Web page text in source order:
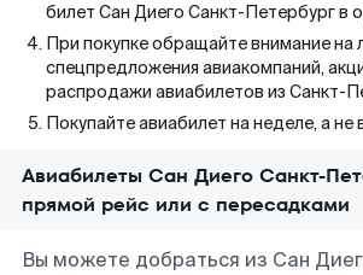
билет Сан Диего Санкт-Петербург в
При покупке обращайте внимание на
спецпредложения авиакомпаний,
распродажи авиабилетов из Санкт-
Покупайте авиабилет на неделе, а не
Авиабилеты Сан Диего Санкт-
прямой рейс или с пересадками
Вы можете добраться из Сан